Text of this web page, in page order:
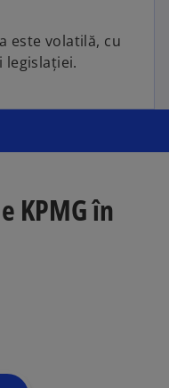
este volatilă, cu
legislației.
KPMG în